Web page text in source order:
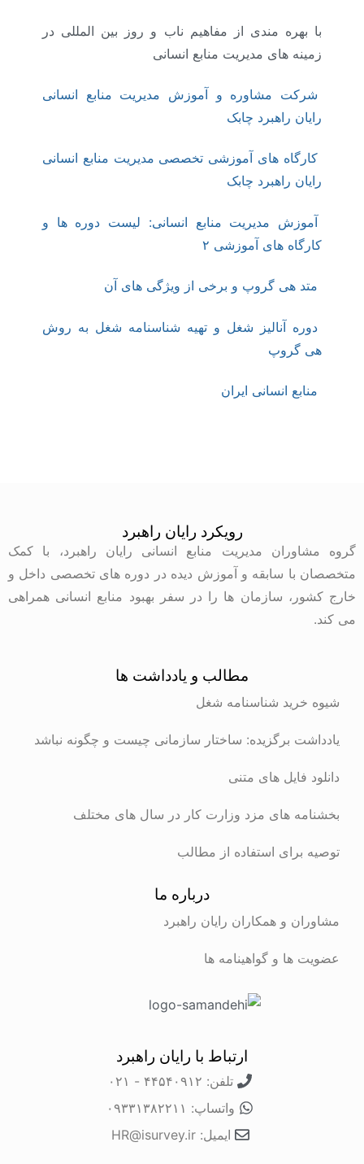
با بهره مندی از مفاهیم ناب و روز بین المللی در
زمینه های مدیریت منابع انسانی
شرکت مشاوره و آموزش مدیریت منابع انسانی
رایان راهبرد چابک
کارگاه های آموزشی تخصصی مدیریت منابع انسانی
رایان راهبرد چابک
آموزش مدیریت منابع انسانی: لیست دوره ها و
کارگاه های آموزشی ۲
متد هی گروپ و برخی از ویژگی های آن
دوره آنالیز شغل و تهیه شناسنامه شغل به روش
هی گروپ
منابع انسانی ایران
رویکرد رایان راهبرد
گروه مشاوران مدیریت منابع انسانی رایان راهبرد، با کمک
متخصصان با سابقه و آموزش دیده در دوره های تخصصی داخل و
خارج کشور، سازمان ها را در سفر بهبود منابع انسانی همراهی
می کند.
مطالب و یادداشت ها
شیوه خرید شناسنامه شغل
یادداشت برگزیده: ساختار سازمانی چیست و چگونه نباشد
دانلود فایل های متنی
بخشنامه های مزد وزارت کار در سال های مختلف
توصیه برای استفاده از مطالب
درباره ما
مشاوران و همکاران رایان راهبرد
عضویت ها و گواهینامه ها
ارتباط با رایان راهبرد
تلفن: ۴۴۵۴۰۹۱۲ - ۰۲۱
واتساپ: ۰۹۳۳۱۳۸۲۲۱۱
ایمیل: HR@isurvey.ir